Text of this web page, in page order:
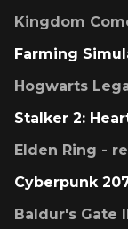
Kingdom
Farming
Hogwarts
Stalker 2:
Elden Ring -
Cyberpunk
Baldur's Gate